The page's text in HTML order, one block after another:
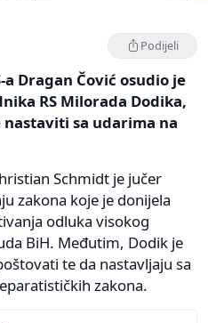
Podijeli
Dragan Čović osudio je
RS Milorada Dodika,
sa udarima na
Schmidt je jučer
zakona koje je donijela
odluka visokog
BiH. Međutim, Dodik je
te da nastavljaju sa
zakona.